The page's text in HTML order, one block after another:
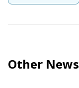
Other News